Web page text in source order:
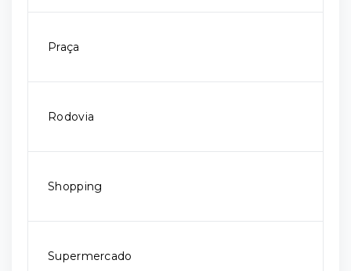
Praça
Rodovia
Shopping
Supermercado